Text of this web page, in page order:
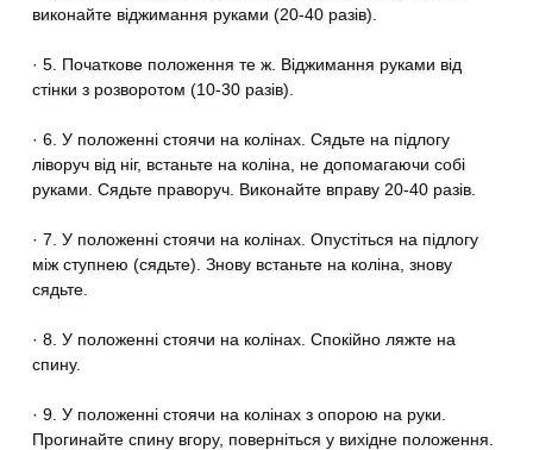
виконайте віджимання руками (20-40 разів).
· 5. Початкове положення те ж. Віджимання руками від
стінки з розворотом (10-30 разів).
· 6. У положенні стоячи на колінах. Сядьте на підлогу
ліворуч від ніг, встаньте на коліна, не допомагаючи собі
руками. Сядьте праворуч. Виконайте вправу 20-40 разів.
· 7. У положенні стоячи на колінах. Опустіться на підлогу
між ступнею (сядьте). Знову встаньте на коліна, знову
сядьте.
· 8. У положенні стоячи на колінах. Спокійно ляжте на
спину.
· 9. У положенні стоячи на колінах з опорою на руки.
Прогинайте спину вгору, поверніться у вихідне положення.